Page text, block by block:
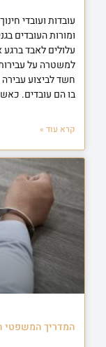
עובדות ועובדי
ומורות העובדים
עלולים לאבד
למשטרה על
חשד לביצוע
בו הם עובדים.
קרא עוד »
המדריך המשפטי